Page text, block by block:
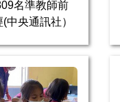
名準教師前
中央通訊社）